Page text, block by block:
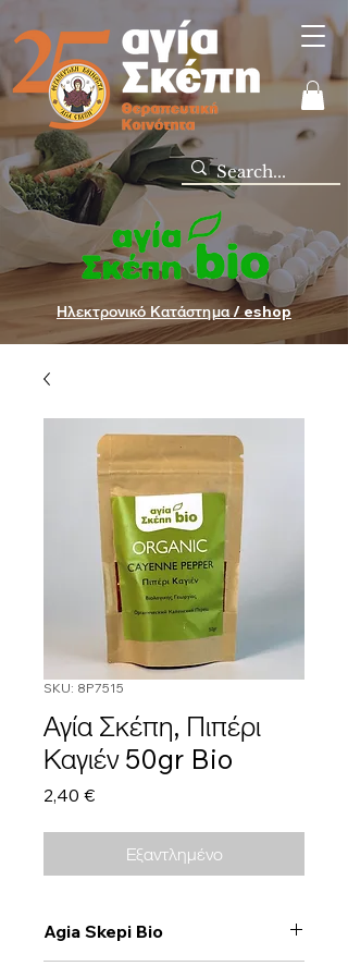
Ηλεκτρονικό Κατάστημα / eshop
SKU: 8P7515
Αγία Σκέπη, Πιπέρι
Καγιέν 50gr Bio
2,40 €Τιμή
Εξαντλημένο
Agia Skepi Bio